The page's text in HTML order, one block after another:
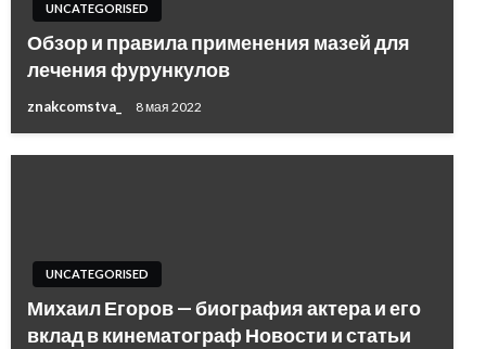
UNCATEGORISED
Обзор и правила применения мазей для
лечения фурункулов
znakcomstva_ 8 мая 2022
UNCATEGORISED
Михаил Егоров — биография актера и его
вклад в кинематограф Новости и статьи